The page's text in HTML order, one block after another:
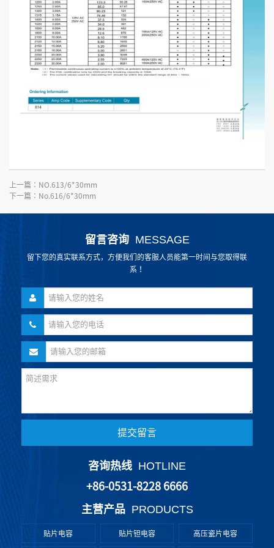
上一篇： NO.613/6*30mm
下一篇： No.616/6*30mm
留言咨询 MESSAGE
留下您的真实联系方式，方便我们的客服人员能第一时间与您取得联
系！
提交留言
咨询热线 HOTLINE
+86-0531-8228 6666
主营产品 PRODUCTS
贴片电容 贴片钽电容 高压瓷片电容